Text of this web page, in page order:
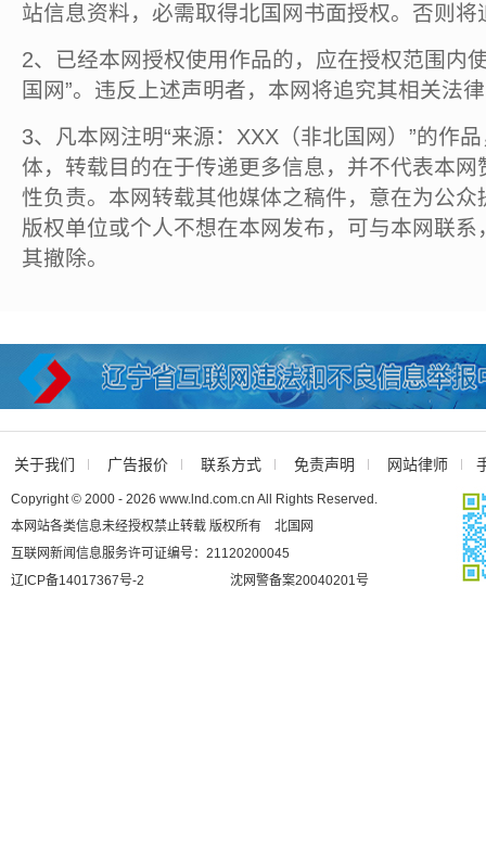
站信息资料，必需取得北国网书面授权。否则将
2、已经本网授权使用作品的，应在授权范围内
国网”。违反上述声明者，本网将追究其相关法
3、凡本网注明“来源：XXX（非北国网）”的作
体，转载目的在于传递更多信息，并不代表本
性负责。本网转载其他媒体之稿件，意在为公
版权单位或个人不想在本网发布，可与本网联
其撤除。
关于我们 广告报价 联系方式 免责声明 网站律师
Copyright © 2000 - 2026 www.lnd.com.cn All Rights Reserved.
本网站各类信息未经授权禁止转载 版权所有 北国网
互联网新闻信息服务许可证编号：21120200045
辽ICP备14017367号-2
沈网警备案20040201号